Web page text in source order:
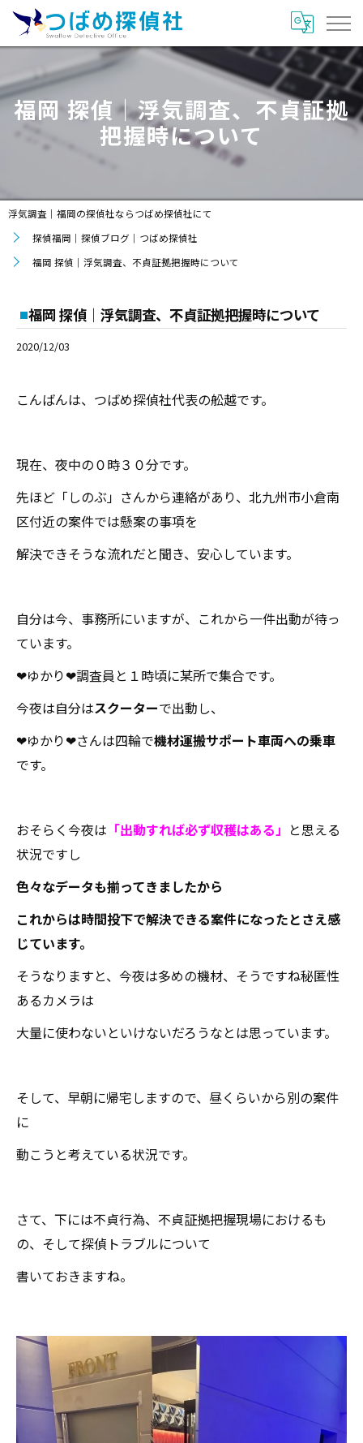
福岡 探偵｜浮気調査、不貞証拠
把握時について
浮気調査｜福岡の探偵社ならつばめ探偵社にて
探偵福岡｜探偵ブログ｜つばめ探偵社
福岡 探偵｜浮気調査、不貞証拠把握時について
福岡 探偵｜浮気調査、不貞証拠把握時について
2020/12/03
こんばんは、つばめ探偵社代表の舩越です。
現在、夜中の０時３０分です。
先ほど「しのぶ」さんから連絡があり、北九州市小倉南
区付近の案件では懸案の事項を
解決できそうな流れだと聞き、安心しています。
自分は今、事務所にいますが、これから一件出動が待っ
ています。
❤ゆかり❤調査員と１時頃に某所で集合です。
今夜は自分はスクーターで出動し、
❤ゆかり❤さんは四輪で機材運搬サポート車両への乗車
です。
おそらく今夜は 「出動すれば必ず収穫はある」 と思える
状況ですし
色々なデータも揃ってきましたから
これからは時間投下で解決できる案件になったとさえ感
じています。
そうなりますと、今夜は多めの機材、そうですね秘匿性
あるカメラは
大量に使わないといけないだろうなとは思っています。
そして、早朝に帰宅しますので、昼くらいから別の案件
に
動こうと考えている状況です。
さて、下には不貞行為、不貞証拠把握現場におけるも
の、そして探偵トラブルについて
書いておきますね。